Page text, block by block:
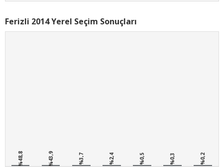
Ferizli 2014 Yerel Seçim Sonuçları
%48,8 %43,9 %3,7 %2,4 %0,5 %0,3 %0,2